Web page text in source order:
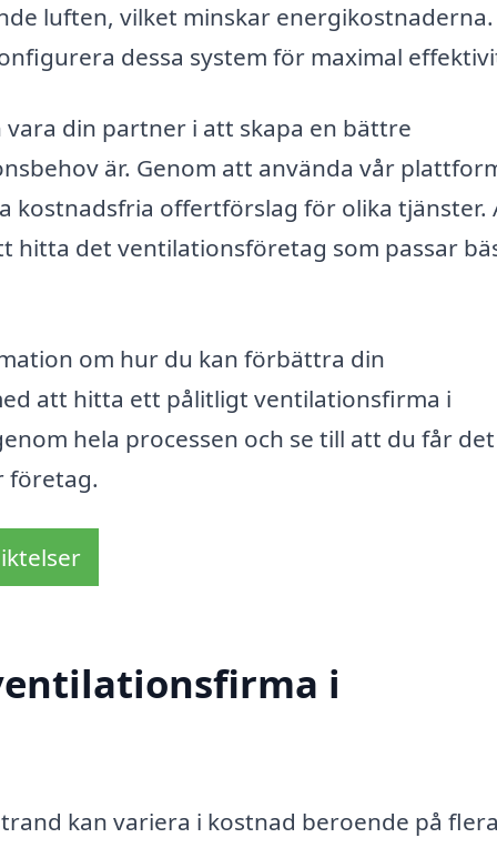
luften, vilket minskar
dessa system för maximal
din partner i att skapa en bättre
är. Genom att använda vår
kostnadsfria offertförslag för olika tjänster.
hitta det ventilationsföretag som passar
om hur du kan förbättra din
att hitta ett pålitligt ventilationsfirma i
hela processen och se till att du får det
företag.
i
kan variera i kostnad beroende på